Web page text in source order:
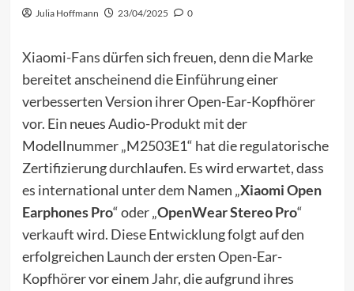
Julia Hoffmann 23/04/2025 0
Xiaomi-Fansdürfen sich freuen, denn die Marke
bereitet anscheinend die Einführung einer
verbesserten Version ihrer Open-Ear-Kopfhörer
vor. Ein neues Audio-Produkt mit der
Modellnummer „M2503E1“ hat die regulatorische
Zertifizierung durchlaufen. Es wird erwartet, dass
es international unter dem Namen „Xiaomi Open
Earphones Pro“ oder „OpenWear Stereo Pro“
verkauft wird. Diese Entwicklung folgt auf den
erfolgreichen Launch der ersten Open-Ear-
Kopfhörer vor einem Jahr, die aufgrund ihres